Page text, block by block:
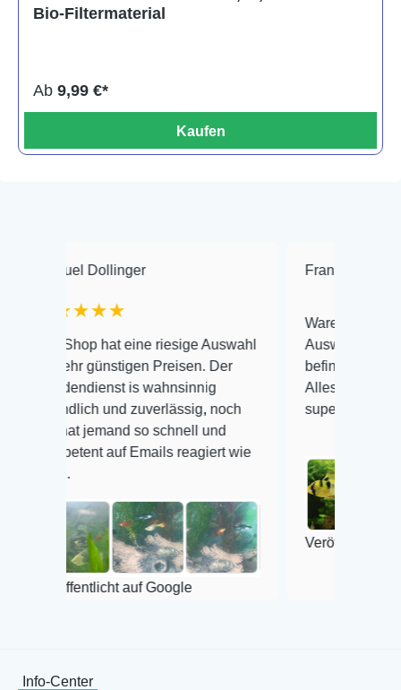
Bio-Filtermaterial
Ab 9,99 €*
Kaufen
hat eine riesige Auswahl
Preisen. Der
is wahnsinnig
und zuverlässig, noch
so schnell und
auf Emails reagiert wie
auf Google
Frank Hackmayer
Warenanlieferung Top und
Auswahl plus
befinden der Fische
Alles ist quick lebendig und
super Zustand. Gerne
Veröffentlicht auf Google
Info-Center